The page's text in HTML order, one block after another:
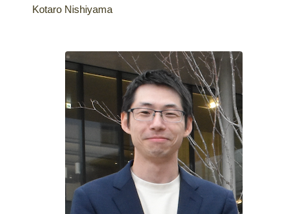
Kotaro Nishiyama